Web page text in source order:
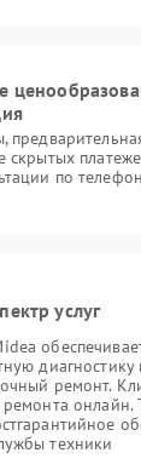
скрытых
по
услуг
диагностику
ремонт.
ремонта онлайн.
техники